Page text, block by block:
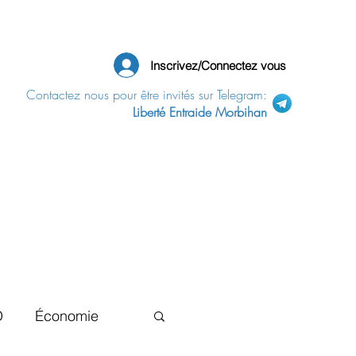
Inscrivez/Connectez vous
Contactez nous pour être invités sur Telegram:
Liberté Entraide Morbihan
Économie